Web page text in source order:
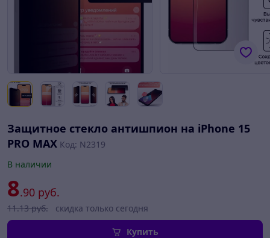
Защитное стекло антишпион на iPhone 15
PRO MAX Код: N2319
В наличии
8.90 руб.
11.13 руб. скидка только сегодня
Купить